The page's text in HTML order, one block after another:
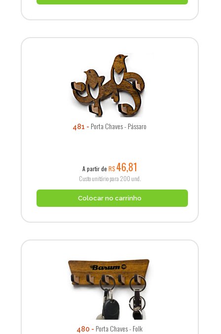
481 Porta Chaves - Pássaro
A partir de R$46,81
Custo unitário para 200 und.
Colocar no carrinho
480 Porta Chaves - Folk